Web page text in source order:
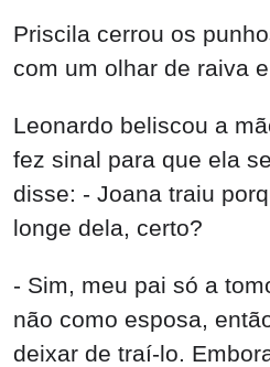
Priscila cerrou os
com um olhar de raiva
Leonardo beliscou a
fez sinal para que ela
disse: - Joana traiu
longe dela, certo?
- Sim, meu pai só a
não como esposa,
deixar de traí-lo.